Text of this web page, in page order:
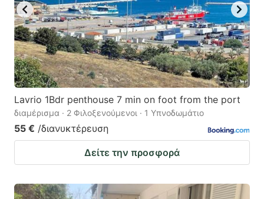
Lavrio 1Bdr penthouse 7 min on foot from the port
διαμέρισμα · 2 Φιλοξενούμενοι · 1 Υπνοδωμάτιο
55 € /διανυκτέρευση
Δείτε την προσφορά